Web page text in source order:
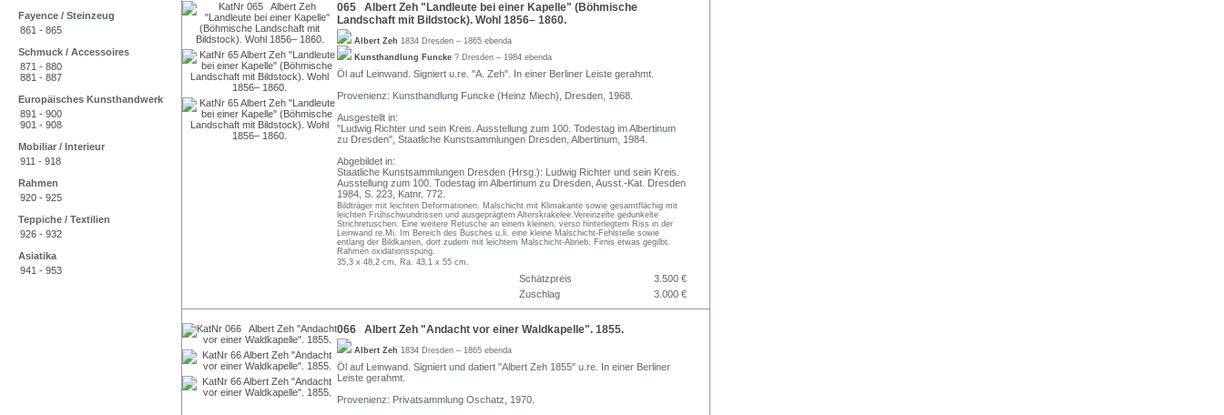
Fayence / Steinzeug
861 - 865
Schmuck / Accessoires
871 - 880
881 - 887
Europäisches Kunsthandwerk
891 - 900
901 - 908
Mobiliar / Interieur
911 - 918
Rahmen
920 - 925
Teppiche / Textilien
926 - 932
Asiatika
941 - 953
065 Albert Zeh "Landleute bei einer Kapelle" (Böhmische
Landschaft mit Bildstock). Wohl 1856– 1860.
Albert Zeh 1834 Dresden – 1865 ebenda
Kunsthandlung Funcke ? Dresden – 1984 ebenda
Öl auf Leinwand. Signiert u.re. "A. Zeh". In einer Berliner Leiste gerahmt.
Provenienz: Kunsthandlung Funcke (Heinz Miech), Dresden, 1968.
Ausgestellt in:
"Ludwig Richter und sein Kreis. Ausstellung zum 100. Todestag im Albertinum
zu Dresden", Staatliche Kunstsammlungen Dresden, Albertinum, 1984.
Abgebildet in:
Staatliche Kunstsammlungen Dresden (Hrsg.): Ludwig Richter und sein Kreis.
Ausstellung zum 100. Todestag im Albertinum zu Dresden, Ausst.-Kat. Dresden
1984, S. 223, Katnr. 772.
Bildträger mit leichten Deformationen. Malschicht mit Klimakante sowie gesamtflächig mit
leichten Frühschwundrissen und ausgeprägtem Alterskrakelee.Vereinzelte gedunkelte
Strichretuschen. Eine weitere Retusche an einem kleinen, verso hinterlegtem Riss in der
Leinwand re.Mi. Im Bereich des Busches u.li. eine kleine Malschicht-Fehlstelle sowie
entlang der Bildkanten, dort zudem mit leichtem Malschicht-Abrieb. Firnis etwas gegilbt.
Rahmen oxidationsspurig.
35,3 x 48,2 cm, Ra. 43,1 x 55 cm.
Schätzpreis
3.500 €
Zuschlag
3.000 €
066 Albert Zeh "Andacht vor einer Waldkapelle". 1855.
Albert Zeh 1834 Dresden – 1865 ebenda
Öl auf Leinwand. Signiert und datiert "Albert Zeh 1855" u.re. In einer Berliner
Leiste gerahmt.
Provenienz: Privatsammlung Oschatz, 1970.